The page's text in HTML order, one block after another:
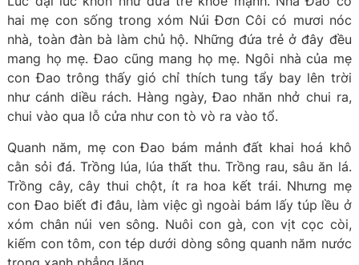
hai mẹ con sống trong xóm Núi Đơn Côi có mươi nóc
nhà, toàn đàn bà làm chủ hộ. Những đứa trẻ ở đây đều
mang họ mẹ. Đao cũng mang họ mẹ. Ngôi nhà của mẹ
con Đao trông thấy gió chỉ thích tung tẩy bay lên trời
như cánh diều rách. Hàng ngày, Đao nhăn nhở chui ra,
chui vào qua lỗ cửa như con tò vò ra vào tổ.
Quanh năm, mẹ con Đao bám mảnh đất khai hoá khô
cằn sỏi đá. Trồng lúa, lúa thất thu. Trồng rau, sâu ăn lá.
Trồng cây, cây thui chột, ít ra hoa kết trái. Nhưng mẹ
con Đao biết đi đâu, làm việc gì ngoài bám lấy túp lều ở
xóm chân núi ven sông. Nuôi con gà, con vịt cọc còi,
kiếm con tôm, con tép dưới dòng sông quanh năm nước